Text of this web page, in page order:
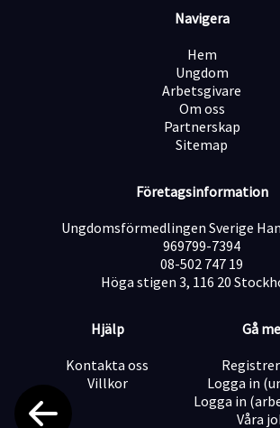
Navigera
Hem
Ungdom
Arbetsgivare
Om oss
Partnerskap
Sitemap
Företagsinformation
Ungdomsförmedlingen Sverige
969799-7394
08-502 747 19
Höga stigen 3, 116 20
Hjälp
Kontakta oss
Villkor
Gå
Logga in
Logga in
Våra